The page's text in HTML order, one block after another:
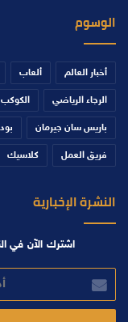
الوسوم
أخبار العالم ألعاب
الرجاء الرياضي
باريس سان جيرمان
فريق العمل كلاسيك
النشرة الإخبارية
اشترك الآن في
بريدك
الإلكتروني